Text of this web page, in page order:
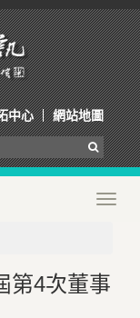
中心 網站地圖
第4次董事